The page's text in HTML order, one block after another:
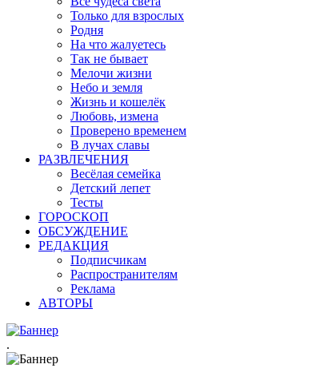
Только для взрослых
Родня
На что жалуетесь
Так не бывает
Мелочи жизни
Небо и земля
Жизнь и кошелёк
Любовь, измена
Проверено временем
В лучах славы
РАЗВЛЕЧЕНИЯ
Весёлая семейка
Детский лепет
Тесты
ГОРОСКОП
ОБСУЖДЕНИЕ
РЕДАКЦИЯ
Подписчикам
Распространителям
Реклама
АВТОРЫ
.